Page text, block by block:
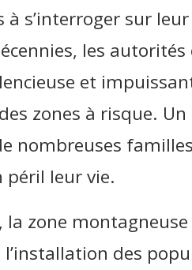
à s’interroger sur
les
et
zones à risque.
nombreuses
leur vie.
la zone
des